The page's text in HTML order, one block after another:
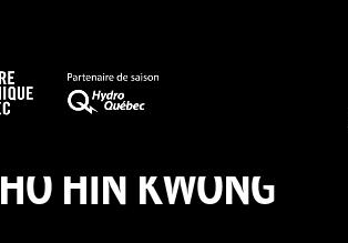
HO HIN KWONG